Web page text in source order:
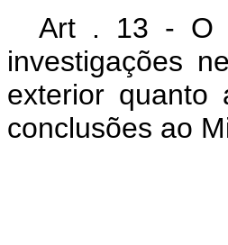
Art . 13 - O
investigações
exterior quanto
conclusões ao